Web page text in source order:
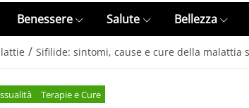
Benessere Salute Bellezza
/ Sifilide: sintomi, cause e cure della malattia
Terapie e Cure